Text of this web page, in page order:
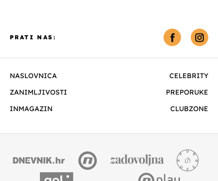
NASLOVNICA
CELEBRITY
ZANIMLJIVOSTI
PREPORUKE
INMAGAZIN
CLUBZONE
PRATI NAS: